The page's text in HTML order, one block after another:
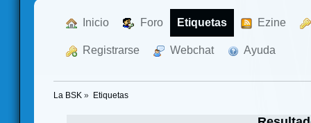
Inicio Foro Etiquetas Ezine
Registrarse Webchat Ayuda
La BSK » Etiquetas